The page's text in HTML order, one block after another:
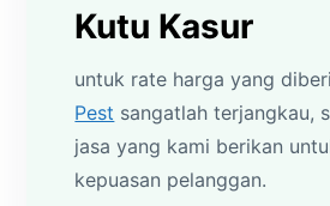
Kutu Kasur
untuk rate harga yang
Pest sangatlah terjangkau,
jasa yang kami berikan
kepuasan pelanggan.